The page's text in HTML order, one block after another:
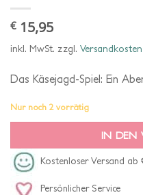
€ 15,95
inkl. MwSt. zzgl. Versandkosten
Das Käsejagd-Spiel: Ein
Nur noch 2 vorrätig
IN DEN
Kostenloser Versand ab
Persönlicher Service